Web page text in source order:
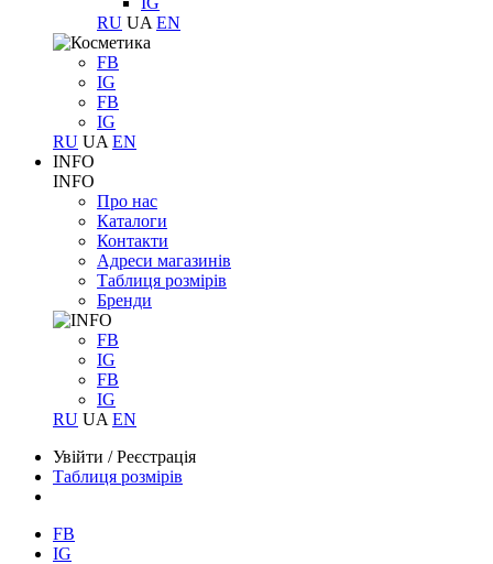
RU UA EN
FB
IG
FB
IG
RU UA EN
INFO
INFO
Про нас
Каталоги
Контакти
Адреси магазинів
Таблиця розмірів
Бренди
FB
IG
FB
IG
RU UA EN
Увійти /Реєстрація
Таблиця розмірів
FB
IG